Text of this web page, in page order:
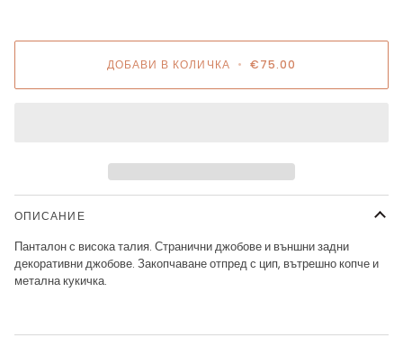
ДОБАВИ В КОЛИЧКА • €75.00
ОПИСАНИЕ
Панталон с висока талия. Странични джобове и външни задни
декоративни джобове. Закопчаване отпред с цип, вътрешно копче и
метална кукичка.